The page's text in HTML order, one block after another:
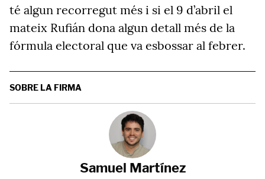
té algun recorregut més i si el 9 d’abril el
mateix Rufián dona algun detall més de la
fórmula electoral que va esbossar al febrer.
SOBRE LA FIRMA
Samuel Martínez